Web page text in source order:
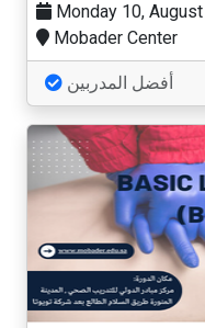
Monday 10,
Mobader Center
أفضل المدربين